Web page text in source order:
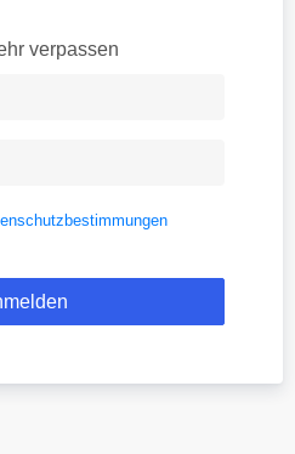
verpassen